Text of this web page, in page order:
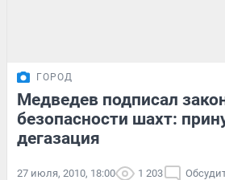
ГОРОД
Медведев подписал
безопасности шахт:
дегазация
27 июля, 2010, 18:00 1 203